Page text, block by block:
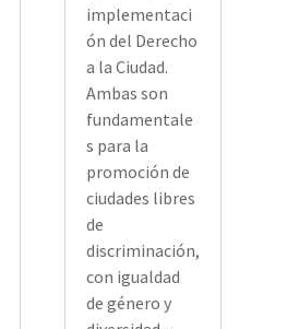
implementaci
ón del Derecho
a la Ciudad.
Ambas son
fundamentale
s para la
promoción de
ciudades libres
de
discriminación,
con igualdad
de género y